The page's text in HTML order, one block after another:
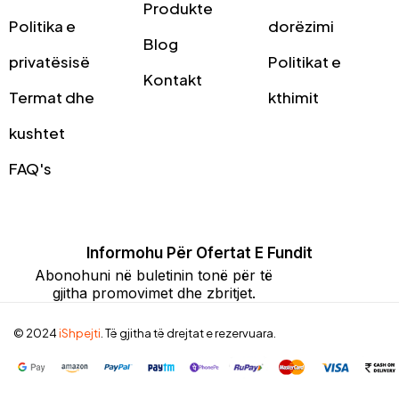
Politika e
privatësisë
Termat dhe
kushtet
FAQ's
Produkte
Blog
Kontakt
dorëzimi
Politikat e
kthimit
Informohu Për Ofertat E Fundit
Abonohuni në buletinin tonë për të
gjitha promovimet dhe zbritjet.
© 2024iShpejti. Të gjitha të drejtat e rezervuara.